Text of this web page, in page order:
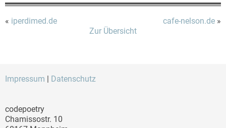
« iperdimed.de cafe-nelson.de »
Zur Übersicht
Impressum | Datenschutz
codepoetry
Chamissostr. 10